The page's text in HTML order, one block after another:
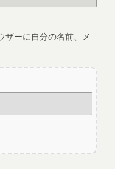
ザーに自分の名前、メ